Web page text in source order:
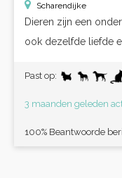
Scharendijke
Dieren zijn een
ook dezelfde liefde
Past op:
3 maanden geleden
100% Beantwoorde